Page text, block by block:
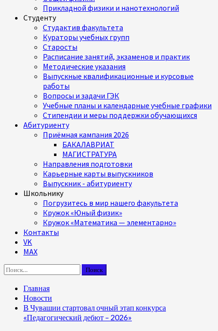
Прикладной физики и нанотехнологий
Студенту
Студактив факультета
Кураторы учебных групп
Старосты
Расписание занятий, экзаменов и практик
Методические указания
Выпускные квалификационные и курсовые
работы
Вопросы и задачи ГЭК
Учебные планы и календарные учебные графики
Стипендии и меры поддержки обучающихся
Абитуриенту
Приёмная кампания 2026
БАКАЛАВРИАТ
МАГИСТРАТУРА
Направления подготовки
Карьерные карты выпускников
Выпускник - абитуриенту
Школьнику
Погрузитесь в мир нашего факультета
Кружок «Юный физик»
Кружок «Математика — элементарно»
Контакты
VK
MAX
Найти:
Главная
Новости
В Чувашии стартовал очный этап конкурса
«Педагогический дебют – 2026»